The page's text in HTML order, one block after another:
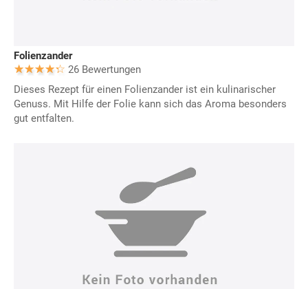
Folienzander
26 Bewertungen
Dieses Rezept für einen Folienzander ist ein kulinarischer
Genuss. Mit Hilfe der Folie kann sich das Aroma besonders
gut entfalten.